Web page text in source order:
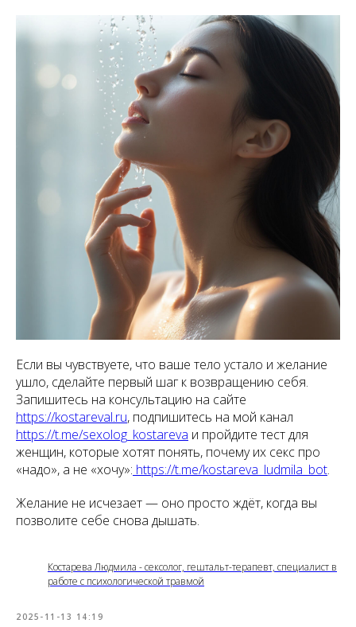
Если вы чувствуете, что ваше тело устало и желание
ушло, сделайте первый шаг к возвращению себя.
Запишитесь на консультацию на сайте
https://kostareval.ru, подпишитесь на мой канал
https://t.me/sexolog_kostareva и пройдите тест для
женщин, которые хотят понять, почему их секс про
«надо», а не «хочу»: https://t.me/kostareva_ludmila_bot.
Желание не исчезает — оно просто ждёт, когда вы
позволите себе снова дышать.
Костарева Людмила - сексолог, гештальт-терапевт, специалист в
работе с психологической травмой
2025-11-13 14:19